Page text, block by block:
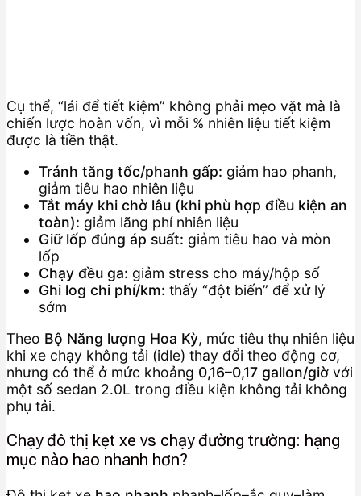
Cụ thể, “lái để tiết kiệm” không phải mẹo vặt mà là
chiến lược hoàn vốn, vì mỗi % nhiên liệu tiết kiệm
được là tiền thật.
Tránh tăng tốc/phanh gấp: giảm hao phanh,
giảm tiêu hao nhiên liệu
Tắt máy khi chờ lâu (khi phù hợp điều kiện an
toàn): giảm lãng phí nhiên liệu
Giữ lốp đúng áp suất: giảm tiêu hao và mòn
lốp
Chạy đều ga: giảm stress cho máy/hộp số
Ghi log chi phí/km: thấy “đột biến” để xử lý
sớm
Theo Bộ Năng lượng Hoa Kỳ, mức tiêu thụ nhiên liệu
khi xe chạy không tải (idle) thay đổi theo động cơ,
nhưng có thể ở mức khoảng 0,16–0,17 gallon/giờ với
một số sedan 2.0L trong điều kiện không tải không
phụ tải.
Chạy đô thị kẹt xe vs chạy đường trường: hạng
mục nào hao nhanh hơn?